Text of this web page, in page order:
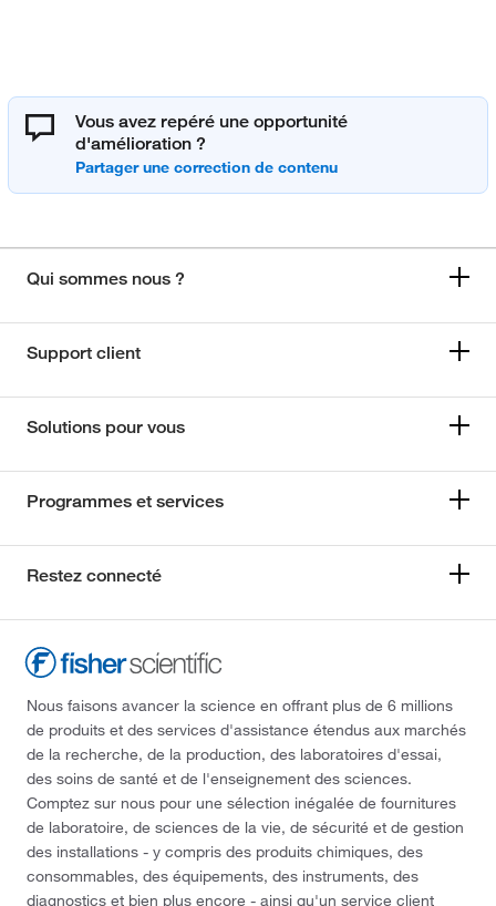
Vous avez repéré une opportunité
d'amélioration ?
Qui sommes nous ?
Support client
Solutions pour vous
Programmes et services
Restez connecté
Nous faisons avancer la science en offrant plus de 6 millions
de produits et des services d'assistance étendus aux marchés
de la recherche, de la production, des laboratoires d'essai,
des soins de santé et de l'enseignement des sciences.
Comptez sur nous pour une sélection inégalée de fournitures
de laboratoire, de sciences de la vie, de sécurité et de gestion
des installations - y compris des produits chimiques, des
consommables, des équipements, des instruments, des
diagnostics et bien plus encore - ainsi qu'un service client